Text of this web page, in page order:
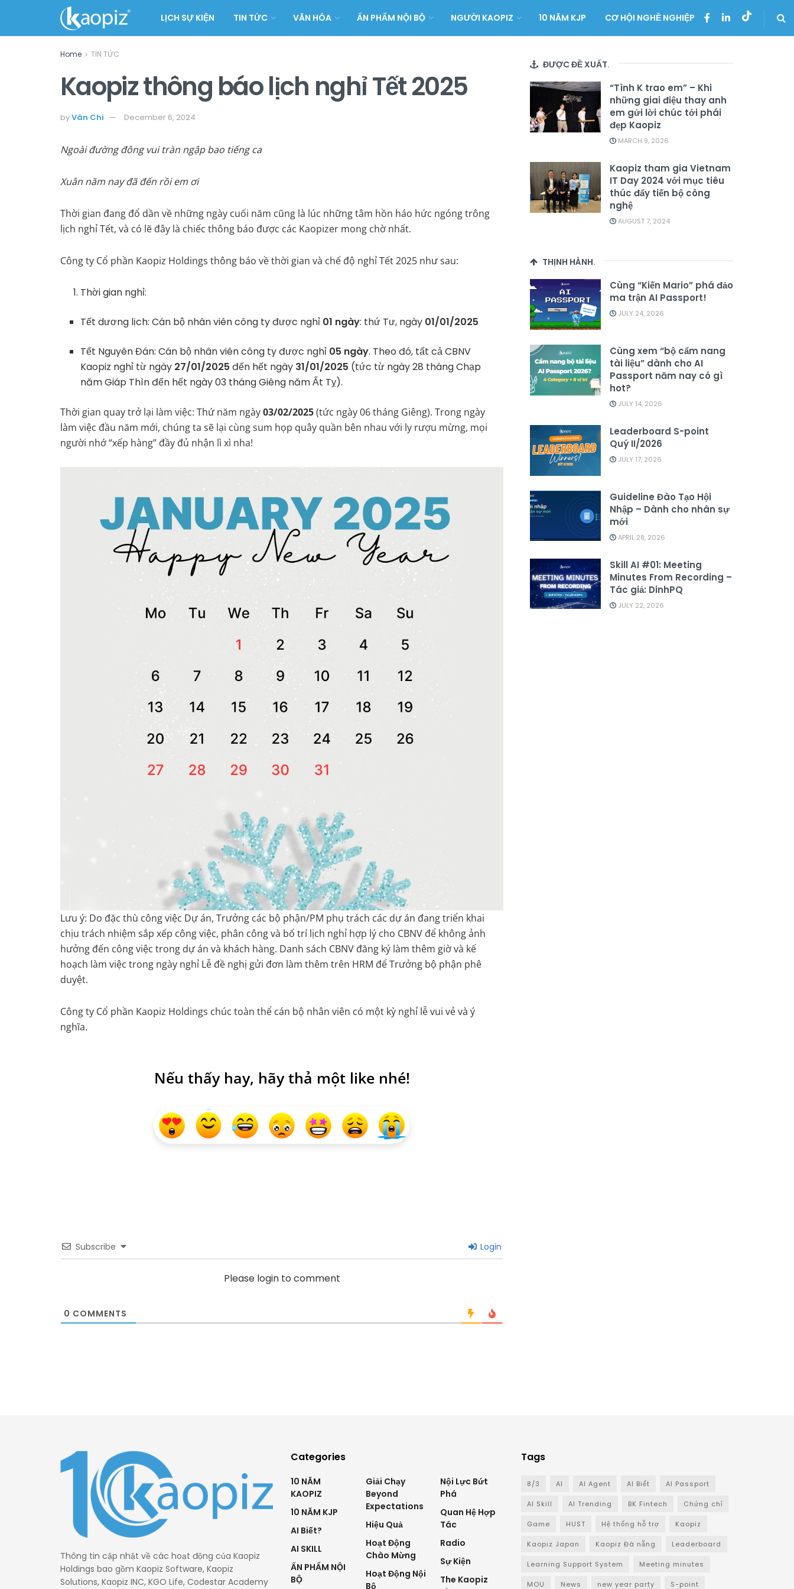
LỊCH SỰ KIỆN TIN TỨC VĂN HÓA ẤN PHẨM NỘI BỘ NGƯỜI KAOPIZ 10 NĂM KJP CƠ HỘI NGHỀ NGHIỆP
Home TIN TỨC
Kaopiz thông báo lịch nghỉ Tết 2025
byVân Chi December 6, 2024
Ngoài đường đông vui tràn ngập bao tiếng ca
Xuân năm nay đã đến rồi em ơi
Thời gian đang đổ dần về những ngày cuối năm cũng là lúc những tâm hồn háo hức ngóng trông
lịch nghỉ Tết, và có lẽ đây là chiếc thông báo được các Kaopizer mong chờ nhất.
Công ty Cổ phần Kaopiz Holdings thông báo về thời gian và chế độ nghỉ Tết 2025 như sau:
Thời gian nghỉ:
Tết dương lịch: Cán bộ nhân viên công ty được nghỉ 01 ngày: thứ Tư, ngày 01/01/2025
Tết Nguyên Đán: Cán bộ nhân viên công ty được nghỉ 05 ngày. Theo đó, tất cả CBNV
Kaopiz nghỉ từ ngày 27/01/2025 đến hết ngày 31/01/2025 (tức từ ngày 28 tháng Chạp
năm Giáp Thìn đến hết ngày 03 tháng Giêng năm Ất Tỵ).
Thời gian quay trở lại làm việc: Thứ năm ngày03/02/2025(tức ngày 06 tháng Giêng). Trong ngày
làm việc đầu năm mới, chúng ta sẽ lại cùng sum họp quây quần bên nhau với ly rượu mừng, mọi
người nhớ “xếp hàng” đầy đủ nhận lì xì nha!
Lưu ý: Do đặc thù công việc Dự án, Trưởng các bộ phận/PM phụ trách các dự án đang triển khai
chịu trách nhiệm sắp xếp công việc, phân công và bố trí lịch nghỉ hợp lý cho CBNV để không ảnh
hưởng đến công việc trong dự án và khách hàng. Danh sách CBNV đăng ký làm thêm giờ và kế
hoạch làm việc trong ngày nghỉ Lễ đề nghị gửi đơn làm thêm trên HRM để Trưởng bộ phận phê
duyệt.
Công ty Cổ phần Kaopiz Holdings chúc toàn thể cán bộ nhân viên có một kỳ nghỉ lễ vui vẻ và ý
nghĩa.
Nếu thấy hay, hãy thả một like nhé!
Subscribe Login
Please login to comment
0 COMMENTS
ĐƯỢC ĐỀ XUẤT.
“Tình K trao em” – Khi
những giai điệu thay anh
em gửi lời chúc tới phái
đẹp Kaopiz
MARCH 9, 2026
Kaopiz tham gia Vietnam
IT Day 2024 với mục tiêu
thúc đẩy tiến bộ công
nghệ
AUGUST 7, 2024
THỊNH HÀNH.
Cùng “Kiến Mario” phá đảo
ma trận AI Passport!
JULY 24, 2026
Cùng xem “bộ cẩm nang
tài liệu” dành cho AI
Passport năm nay có gì
hot?
JULY 14, 2026
Leaderboard S-point
Quý II/2026
JULY 17, 2026
Guideline Đào Tạo Hội
Nhập – Dành cho nhân sự
mới
APRIL 28, 2026
Skill AI #01: Meeting
Minutes From Recording –
Tác giả: DinhPQ
JULY 22, 2026
Thông tin cập nhật về các hoạt động của Kaopiz
Holdings bao gồm Kaopiz Software, Kaopiz
Solutions, Kaopiz INC, KGO Life, Codestar Academy
Categories
10 NĂM
KAOPIZ
10 NĂM KJP
AI Biết?
AI SKILL
ẤN PHẨM NỘI
BỘ
Giải Chạy
Beyond
Expectations
Hiệu Quả
Hoạt Động
Chào Mừng
Hoạt Động Nội
Bộ
Nội Lực Bứt
Phá
Quan Hệ Hợp
Tác
Radio
Sự Kiện
The Kaopiz
Tags
8/3 AI AI Agent AI Biết AI Passport
AI Skill AI Trending BK Fintech Chứng chỉ
Game HUST Hệ thống hỗ trợ Kaopiz
Kaopiz Japan Kaopiz Đà nẵng Leaderboard
Learning Support System Meeting minutes
MOU News new year party S-point